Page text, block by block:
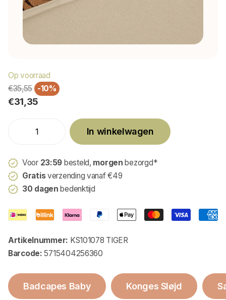
Op voorraad
€35,55 -10%
€31,35
In winkelwagen
Voor 23:59 besteld, morgen bezorgd*
Gratisverzending vanaf €49
30 dagen bedenktijd
Artikelnummer: KS101078 TIGER
Barcode: 5715404256360
Badcapes Baby Konges Sløjd